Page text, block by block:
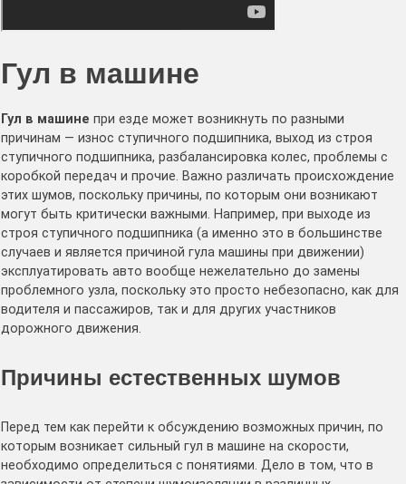
Гул в машине
Гул в машине при езде может возникнуть по разными
причинам — износ ступичного подшипника, выход из строя
ступичного подшипника, разбалансировка колес, проблемы с
коробкой передач и прочие. Важно различать происхождение
этих шумов, поскольку причины, по которым они возникают
могут быть критически важными. Например, при выходе из
строя ступичного подшипника (а именно это в большинстве
случаев и является причиной гула машины при движении)
эксплуатировать авто вообще нежелательно до замены
проблемного узла, поскольку это просто небезопасно, как для
водителя и пассажиров, так и для других участников
дорожного движения.
Причины естественных шумов
Перед тем как перейти к обсуждению возможных причин, по
которым возникает сильный гул в машине на скорости,
необходимо определиться с понятиями. Дело в том, что в